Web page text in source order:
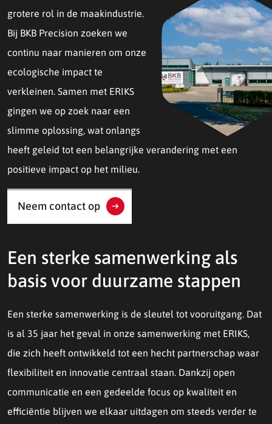
grotere rol in de maakindustrie.
Bij BKB Precision zoeken we
continu naar manieren om onze
ecologische impact te
verkleinen. Samen met ERIKS
gingen we op zoek naar een
slimme oplossing, wat onlangs
heeft geleid tot een belangrijke verandering met een
positieve impact op het milieu.
Neem contact op
Een sterke samenwerking als
basis voor duurzame stappen
Een sterke samenwerking is de sleutel tot vooruitgang. Dat
is al 35 jaar het geval in onze samenwerking met ERIKS,
die zich heeft ontwikkeld tot een hecht partnerschap waar
flexibiliteit en innovatie centraal staan. Dankzij open
communicatie en een gedeelde focus op kwaliteit en
efficiëntie blijven we elkaar uitdagen om steeds verder te